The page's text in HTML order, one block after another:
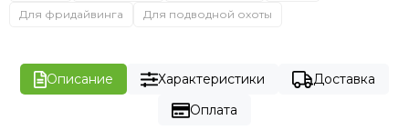
Для фридайвинга
Для подводной охоты
Описание Характеристики
Доставка
Оплата